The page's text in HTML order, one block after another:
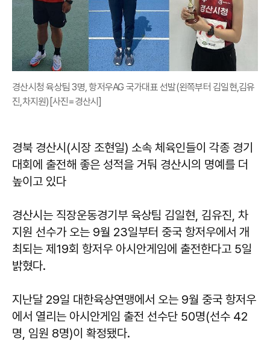
경산시청 육상팀 3명, 항저우AG 국가대표 선발(왼쪽부터 김일현,김유
진,차지원)[사진=경산시]
경북 경산시(시장 조현일) 소속 체육인들이 각종 경기
대회에 출전해 좋은 성적을 거둬 경산시의 명예를 더
높이고 있다
경산시는 직장운동경기부 육상팀 김일현, 김유진, 차
지원 선수가 오는 9월 23일부터 중국 항저우에서 개
최되는 제19회 항저우 아시안게임에 출전한다고 5일
밝혔다.
지난달 29일 대한육상연맹에서 오는 9월 중국 항저우
에서 열리는 아시안게임 출전 선수단 50명(선수 42
명, 임원 8명)이 확정됐다.